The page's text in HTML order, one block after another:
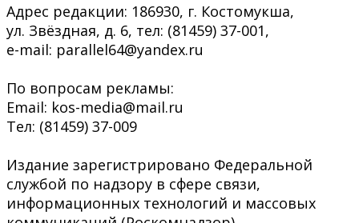
Адрес редакции: 186930, г. Костомукша,
ул. Звёздная, д. 6, тел: (81459) 37-001,
e-mail: parallel64@yandex.ru
По вопросам рекламы:
Email: kos-media@mail.ru
Тел: (81459) 37-009
Издание зарегистрировано Федеральной
службой по надзору в сфере связи,
информационных технологий и массовых